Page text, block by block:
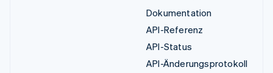
Dokumentation
API-Referenz
API-Status
API-Änderungsprotokoll